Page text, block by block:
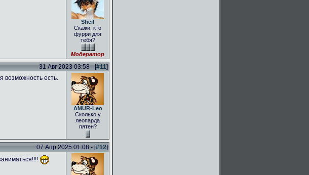
Sheil
Скажи, кто
фурри для
тебя?
Модератор
31 Авг 2023 03:58 - [#11]
возможность есть.
AMUR-Leo
Сколько у
леопарда
пятен?
07 Апр 2025 01:08 - [#12]